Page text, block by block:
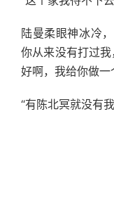
陆曼柔眼神冰冷
你从来没有打过我
好啊，我给你做
“有陈北冥就没有